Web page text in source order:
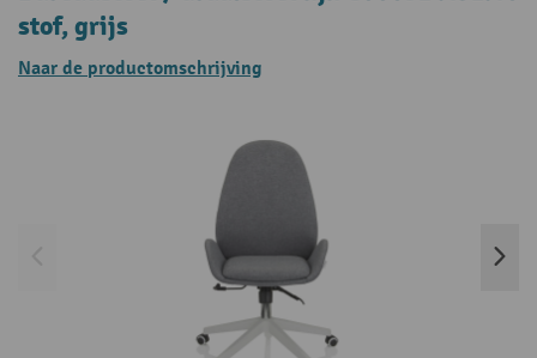
stof, grijs
Naar de productomschrijving